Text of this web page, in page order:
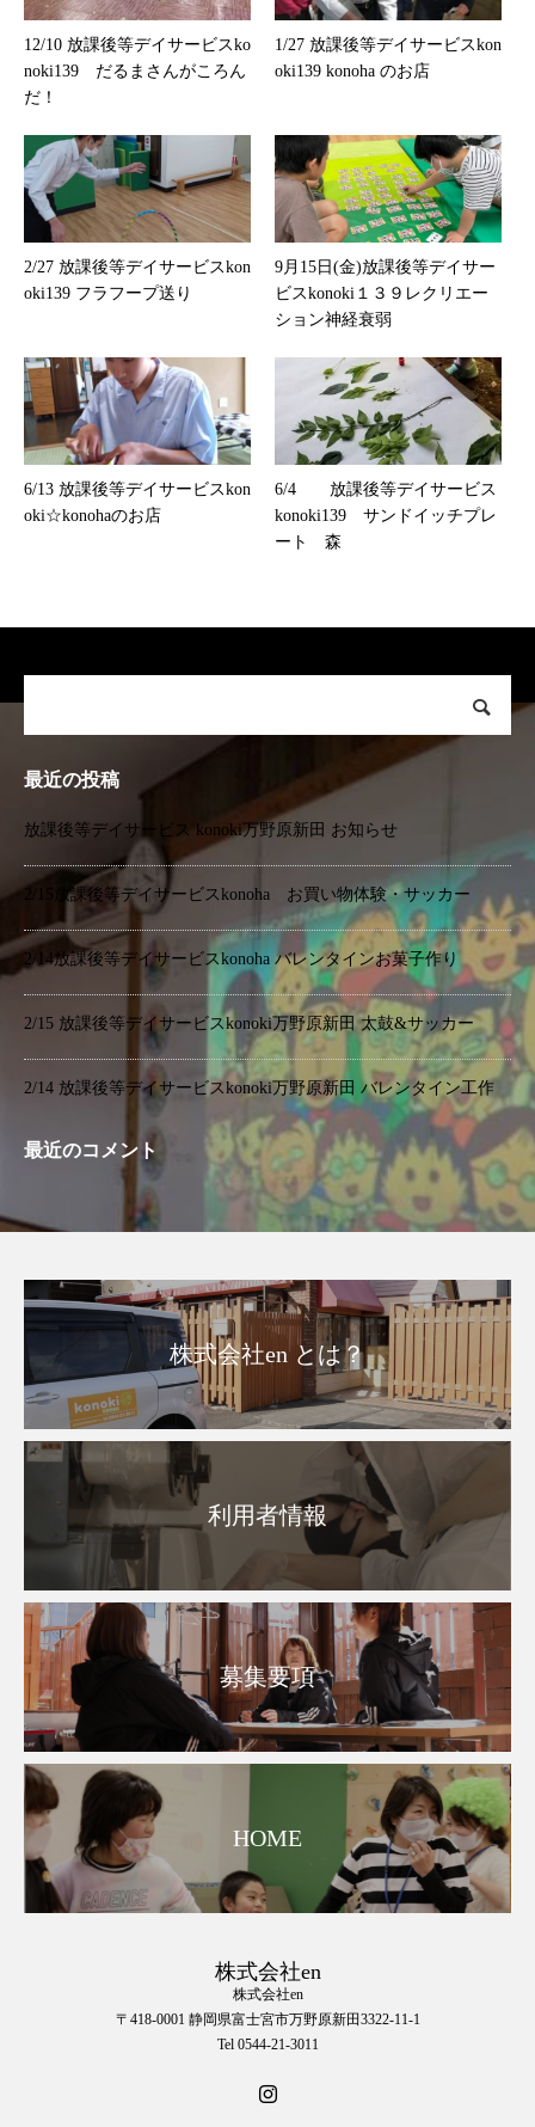
12/10 放課後等デイサービスko
noki139 だるまさんがころん
だ！
1/27 放課後等デイサービスkon
oki139 konoha のお店
2/27 放課後等デイサービスkon
oki139 フラフープ送り
9月15日(金)放課後等デイサー
ビスkonoki１３９レクリエー
ション神経衰弱
6/13 放課後等デイサービスkon
oki☆konohaのお店
6/4 放課後等デイサービス
konoki139 サンドイッチプレ
ート 森
最近の投稿
放課後等デイサービス konoki万野原新田 お知らせ
2/15放課後等デイサービスkonoha お買い物体験・サッカー
2/14放課後等デイサービスkonoha バレンタインお菓子作り
2/15 放課後等デイサービスkonoki万野原新田 太鼓&サッカー
2/14 放課後等デイサービスkonoki万野原新田 バレンタイン工作
最近のコメント
株式会社en とは？
利用者情報
募集要項
HOME
株式会社en
株式会社en
〒418-0001 静岡県富士宮市万野原新田3322-11-1
Tel 0544-21-3011